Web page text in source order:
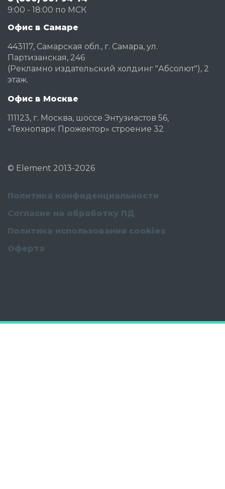
9:00 - 18:00 по МСК
Офис в Самаре
443117, Самарская обл., г. Самара, ул.
Партизанская, 246
(Рекламно издательский холдинг "Абсолют"), 2
этаж.
Офис в Москве
111123, г. Москва, шоссе Энтузиастов 56,
«Технопарк Прожектор» строение 32
© Element 2013-2026
Политика конфиденциальности
Согласие на обработку ПД
Политика использования cookies
Оферта